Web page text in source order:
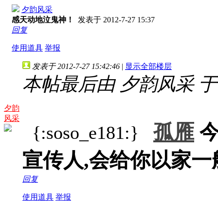
夕韵风采
感天动地泣鬼神！
发表于 2012-7-27 15:37
回复
使用道具 举报
夕韵
风采
发表于 2012-7-27 15:42:46 | 显示全部楼层
本帖最后由 夕韵风采
{:soso_e181:}孤雁
宣传人,会给你以家
回复
使用道具 举报